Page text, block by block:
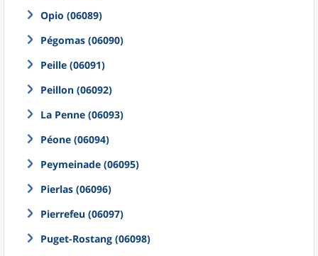
Opio (06089)
Pégomas (06090)
Peille (06091)
Peillon (06092)
La Penne (06093)
Péone (06094)
Peymeinade (06095)
Pierlas (06096)
Pierrefeu (06097)
Puget-Rostang (06098)